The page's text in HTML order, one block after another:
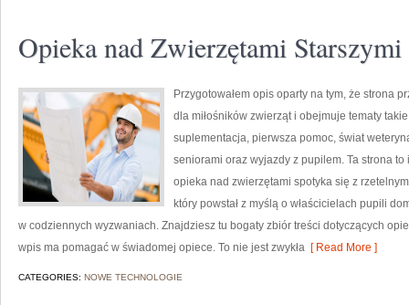
Opieka nad Zwierzętami Starszymi
Przygotowałem opis oparty na tym, że strona
dla miłośników zwierząt i obejmuje tematy
suplementacja, pierwsza pomoc, świat
seniorami oraz wyjazdy z pupilem. Ta strona
opieka nad zwierzętami spotyka się z
który powstał z myślą o właścicielach pupili
w codziennych wyzwaniach. Znajdziesz tu bogaty zbiór treści dotyczących
wpis ma pomagać w świadomej opiece. To nie jest zwykła [ Read More ]
CATEGORIES: NOWE TECHNOLOGIE